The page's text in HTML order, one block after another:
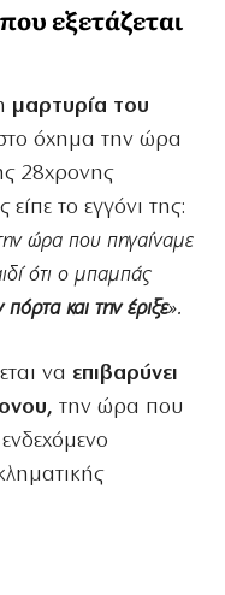
εξετάζεται
μαρτυρία του
όχημα την ώρα
28χρονης
το εγγόνι της:
ώρα που πηγαίναμε
ότι ο μπαμπάς
και την έριξε».
να επιβαρύνει
την ώρα που